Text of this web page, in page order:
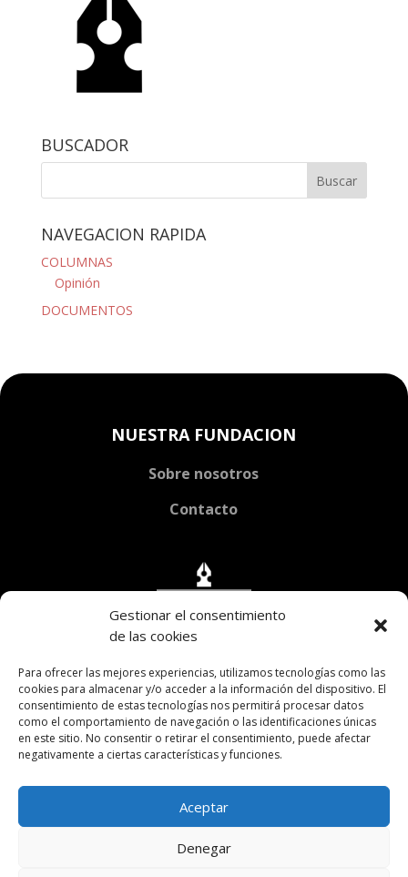
Gestionar el consentimiento
de las cookies
Para ofrecer las mejores experiencias, utilizamos tecnologías como las
cookies para almacenar y/o acceder a la información del dispositivo. El
consentimiento de estas tecnologías nos permitirá procesar datos
como el comportamiento de navegación o las identificaciones únicas
en este sitio. No consentir o retirar el consentimiento, puede afectar
negativamente a ciertas características y funciones.
Aceptar
Denegar
BUSCADOR
NAVEGACION RAPIDA
COLUMNAS
Opinión
DOCUMENTOS
NUESTRA FUNDACION
Sobre nosotros
Contacto

 fundacionricardorojas@gmail.com